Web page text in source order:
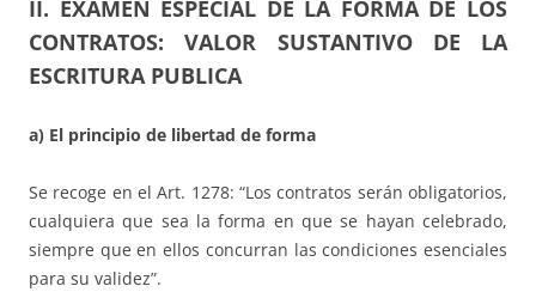
II. EXAMEN ESPECIAL DE LA FORMA DE LOS
CONTRATOS: VALOR SUSTANTIVO DE LA
ESCRITURA PUBLICA
a) El principio de libertad de forma
Se recoge en el Art. 1278: “Los contratos serán obligatorios,
cualquiera que sea la forma en que se hayan celebrado,
siempre que en ellos concurran las condiciones esenciales
para su validez”.